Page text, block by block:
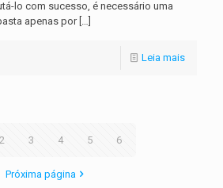
lo com sucesso, é necessário uma
apenas por[…]
Leia mais
2 3 4 5 6
Próxima página